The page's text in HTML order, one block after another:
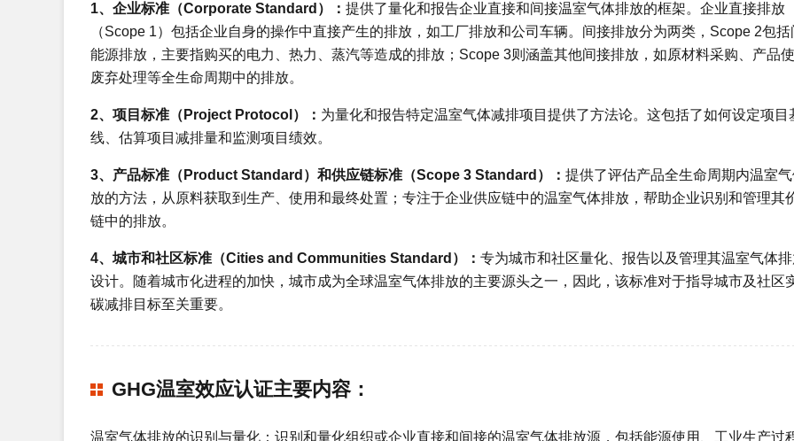
1、企业标准（Corporate Standard）： 提供了量化和报告企业直接和间接温室气体排放的框架。企业直接排放
（Scope 1）包括企业自身的操作中直接产生的排放，如工厂排放和公司车辆。间接排放分为两类，Scope 2包括
能源排放，主要指购买的电力、热力、蒸汽等造成的排放；Scope 3则涵盖其他间接排放，如原材料采购、产品
废弃处理等全生命周期中的排放。
2、项目标准（Project Protocol）： 为量化和报告特定温室气体减排项目提供了方法论。这包括了如何设定项目
线、估算项目减排量和监测项目绩效。
3、产品标准（Product Standard）和供应链标准（Scope 3 Standard）： 提供了评估产品全生命周期内温室
放的方法，从原料获取到生产、使用和最终处置；专注于企业供应链中的温室气体排放，帮助企业识别和管理其
链中的排放。
4、城市和社区标准（Cities and Communities Standard）： 专为城市和社区量化、报告以及管理其温室气体
设计。随着城市化进程的加快，城市成为全球温室气体排放的主要源头之一，因此，该标准对于指导城市及社区
碳减排目标至关重要。
GHG温室效应认证主要内容：
温室气体排放的识别与量化：识别和量化组织或企业直接和间接的温室气体排放源，包括能源使用、工业生产过